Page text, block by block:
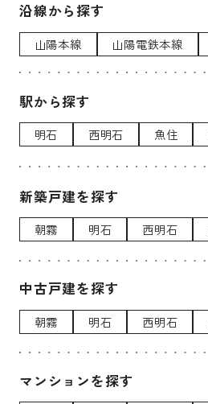
沿線から探す
山陽本線 山陽電鉄本線
駅から探す
明石 西明石 魚住
新築戸建を探す
朝霧 明石 西明石
中古戸建を探す
朝霧 明石 西明石
マンションを探す